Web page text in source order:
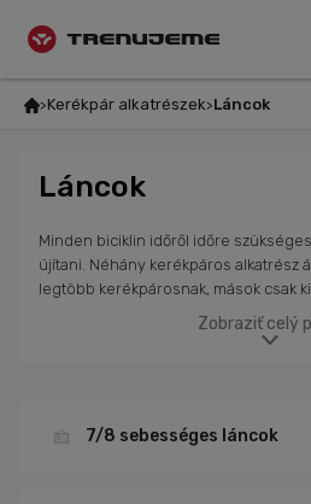
Kerékpár alkatrészek Láncok
Láncok
Minden biciklin időről időre
újítani. Néhány kerékpáros alkatrész
legtöbb kerékpárosnak, mások csak
szükségesek. Kínálatunkban
láncok és kazetták minden típusú
kiegészítőket találsz, mellyel
Zobraziť celý
7/8 sebességes láncok